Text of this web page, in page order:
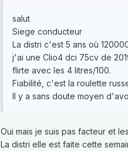
salut
Siege conducteur
La distri c'est 5 ans où
j'ai une Clio4 dci 75cv de
flirte avec les 4 litres/100.
Fiabilité, c'est la roulette
Il y a sans doute moyen
Oui mais je suis pas facteur et
La distri elle est faite cette